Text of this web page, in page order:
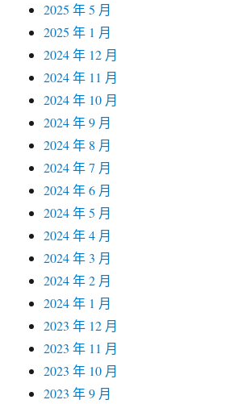
2025 年 5 月
2025 年 1 月
2024 年 12 月
2024 年 11 月
2024 年 10 月
2024 年 9 月
2024 年 8 月
2024 年 7 月
2024 年 6 月
2024 年 5 月
2024 年 4 月
2024 年 3 月
2024 年 2 月
2024 年 1 月
2023 年 12 月
2023 年 11 月
2023 年 10 月
2023 年 9 月